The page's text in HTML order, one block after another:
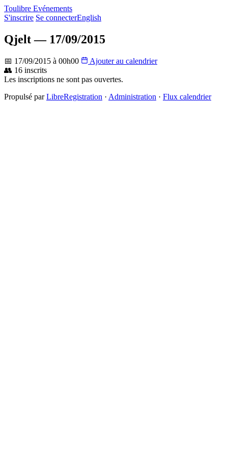
Toulibre Evénements
S'inscrire Se connecterEnglish
Qjelt — 17/09/2015
📅 17/09/2015 à 00h00
Ajouter au calendrier
👥 16 inscrits
Les inscriptions ne sont pas ouvertes.
Propulsé parLibreRegistration · Administration · Flux calendrier